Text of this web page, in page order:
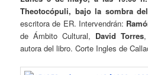
Theotocópuli, bajo la sombra
escritora de ER. Intervendrán:
de Ámbito Cultural, David Torres
autora del libro. Corte Ingles de